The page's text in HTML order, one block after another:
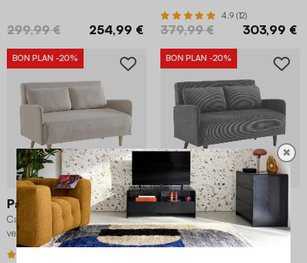
299,99 € 254,99 €
4.9 (12)
379,99 € 303,99 €
BON PLAN -20%
Panam
Canapé convertible 2 places
velours côtelé beige
BON PLAN -20%
Panam
Canapé convertible en velours
côtelé gris foncé
✖